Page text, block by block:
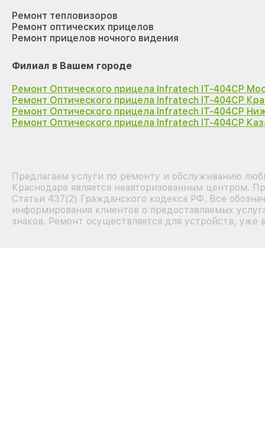
Ремонт тепловизоров
Ремонт оптических прицелов
Ремонт прицелов ночного видения
Филиал в Вашем городе
Ремонт Оптического прицела Infratech IT-404CP
Ремонт Оптического прицела Infratech IT-404CP
Ремонт Оптического прицела Infratech IT-404CP
Ремонт Оптического прицела Infratech IT-404CP
Предлагаем услуги по ремонту и обслуживанию
Краснодаре является неавторизованным центром.
Статьи 437(2) Гражданского кодекса РФ. Все
информирования клиентов о предоставляемых
знаков. Ремонт осуществляется для устройств,